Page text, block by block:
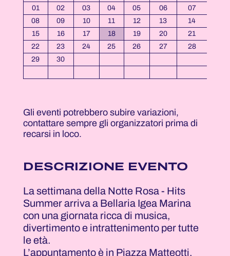
01
02 03 04 05 06
07
08
09 10 11 12 13
14
15
16 17 18 19 20
21
22
23 24 25 26 27
28
29
30
Gli eventi potrebbero subire variazioni,
contattare sempre gli organizzatori prima di
recarsi in loco.
DESCRIZIONE EVENTO
La settimana della Notte Rosa - Hits
Summer arriva a Bellaria Igea Marina
con una giornata ricca di musica,
divertimento e intrattenimento per tutte
le età.
L’appuntamento è in Piazza Matteotti,